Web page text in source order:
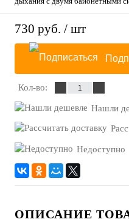
730 руб. / шт
Кол-во:
Нашли
Недоступно
ОПИСАНИЕ